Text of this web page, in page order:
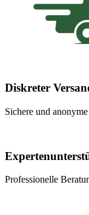
Diskreter
Sichere und
Professionelle